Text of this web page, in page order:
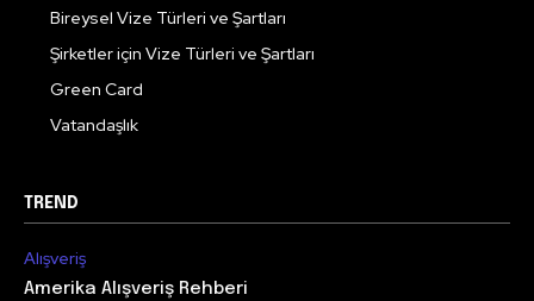
Bireysel Vize Türleri ve Şartları
Şirketler için Vize Türleri ve Şartları
Green Card
Vatandaşlık
TREND
Alışveriş
Amerika Alışveriş Rehberi